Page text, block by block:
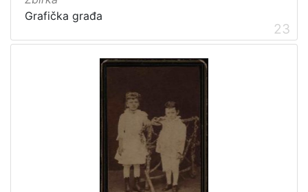
Grafička građa
23